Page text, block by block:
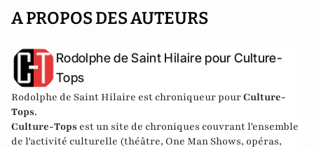
A PROPOS DES AUTEURS
Rodolphe de Saint Hilaire pour Culture-
Tops
Rodolphe de Saint Hilaire est chroniqueur pourCulture-
Tops.
Culture-Tops est un site de chroniques couvrant l'ensemble
de l'activité culturelle (théâtre, One Man Shows, opéras,